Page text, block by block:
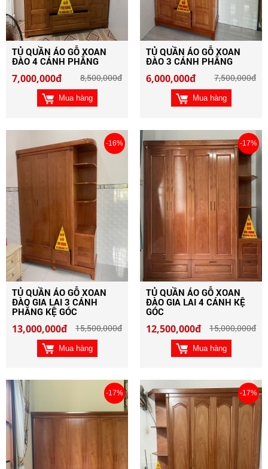
TỦ QUẦN ÁO GỖ XOAN
ĐÀO 4 CÁNH PHẲNG
7,000,000đ 8,500,000đ
Mua hàng
TỦ QUẦN ÁO GỖ XOAN
ĐÀO 3 CÁNH PHẲNG
6,000,000đ 7,500,000đ
Mua hàng
-16%
TỦ QUẦN ÁO GỖ XOAN
ĐÀO GIA LAI 3 CÁNH
PHẲNG KỆ GÓC
13,000,000đ 15,500,000đ
Mua hàng
-17%
TỦ QUẦN ÁO GỖ XOAN
ĐÀO GIA LAI 4 CÁNH KỆ
GÓC
12,500,000đ 15,000,000đ
Mua hàng
-17% -17%